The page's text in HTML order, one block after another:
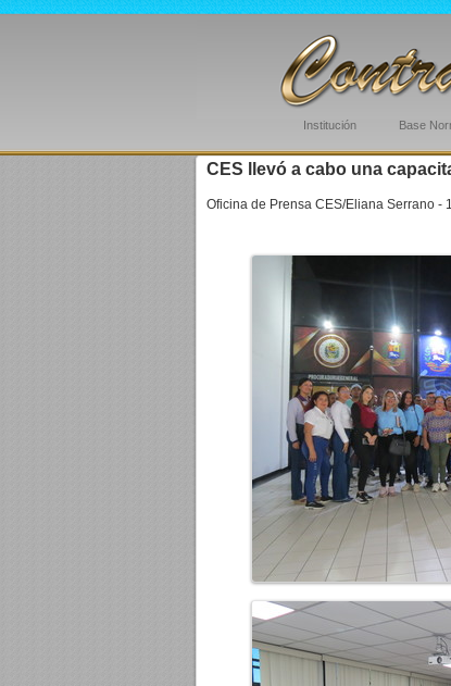
Institución Base
CES llevó a cabo una
Oficina de Prensa CES/Eliana Serrano -